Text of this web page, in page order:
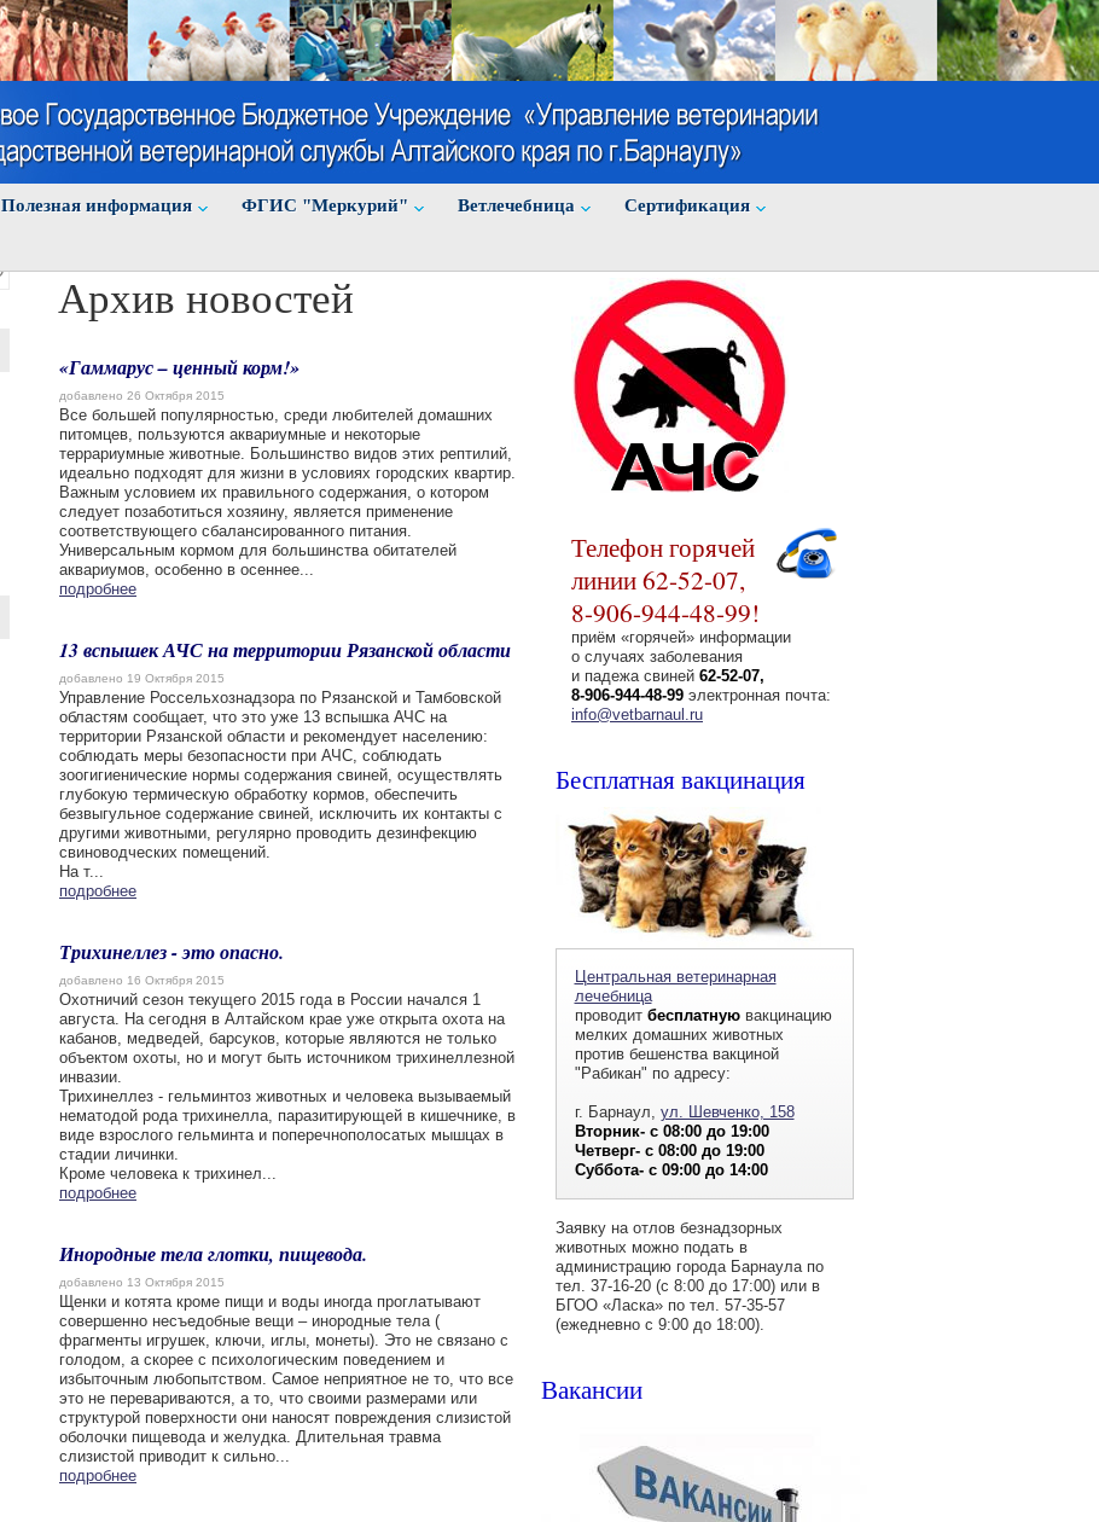
Полезная информация ФГИС "Меркурий" Ветлечебница Cертификация
Архив новостей
«Гаммарус – ценный корм!»
добавлено 26 Октября 2015
Все большей популярностью, среди любителей домашних
питомцев, пользуются аквариумные и некоторые
террариумные животные. Большинство видов этих рептилий,
идеально подходят для жизни в условиях городских квартир.
Важным условием их правильного содержания, о котором
следует позаботиться хозяину, является применение
соответствующего сбалансированного питания.
Универсальным кормом для большинства обитателей
аквариумов, особенно в осеннее...
подробнее
13 вспышек АЧС на территории Рязанской области
добавлено 19 Октября 2015
Управление Россельхознадзора по Рязанской и Тамбовской
областям сообщает, что это уже 13 вспышка АЧС на
территории Рязанской области и рекомендует населению:
соблюдать меры безопасности при АЧС, соблюдать
зоогигиенические нормы содержания свиней, осуществлять
глубокую термическую обработку кормов, обеспечить
безвыгульное содержание свиней, исключить их контакты с
другими животными, регулярно проводить дезинфекцию
свиноводческих помещений.
На т...
подробнее
Трихинеллез - это опасно.
добавлено 16 Октября 2015
Охотничий сезон текущего 2015 года в России начался 1
августа. На сегодня в Алтайском крае уже открыта охота на
кабанов, медведей, барсуков, которые являются не только
объектом охоты, но и могут быть источником трихинеллезной
инвазии.
Трихинеллез - гельминтоз животных и человека вызываемый
нематодой рода трихинелла, паразитирующей в кишечнике, в
виде взрослого гельминта и поперечнополосатых мышцах в
стадии личинки.
Кроме человека к трихинел...
подробнее
Инородные тела глотки, пищевода.
добавлено 13 Октября 2015
Щенки и котята кроме пищи и воды иногда проглатывают
совершенно несъедобные вещи – инородные тела (
фрагменты игрушек, ключи, иглы, монеты). Это не связано с
голодом, а скорее с психологическим поведением и
избыточным любопытством. Самое неприятное не то, что все
это не перевариваются, а то, что своими размерами или
структурой поверхности они наносят повреждения слизистой
оболочки пищевода и желудка. Длительная травма
слизистой приводит к сильно...
подробнее
Телефон горячей
линии 62-52-07,
8-906-944-48-99!
приём «горячей» информации
о случаях заболевания
и падежа свиней 62-52-07,
8-906-944-48-99 электронная почта:
info@vetbarnaul.ru
Бесплатная вакцинация
Центральная ветеринарная
лечебница
проводит бесплатнуювакцинацию
мелких домашних животных
против бешенства вакциной
"Рабикан" по адресу:
г. Барнаул, ул. Шевченко, 158
Вторник- с 08:00 до 19:00
Четверг- с 08:00 до 19:00
Суббота- с 09:00 до 14:00
Заявку на отлов безнадзорных
животных можно подать в
администрацию города Барнаула по
тел. 37-16-20 (с 8:00 до 17:00) или в
БГОО «Ласка» по тел. 57-35-57
(ежедневно с 9:00 до 18:00).
Вакансии